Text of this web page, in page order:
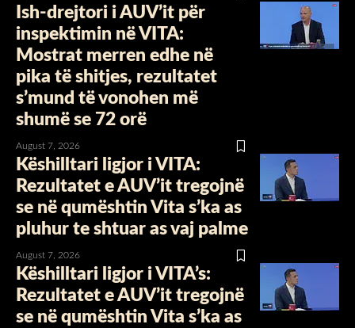
Ish-drejtori i AUV’it për
inspektimin në VITA:
Mostrat merren edhe në
pika të shitjes, rezultatet
s’mund të vonohen më
shumë se 72 orë
August 7, 2026
Këshilltari ligjor i VITA:
Rezultatet e AUV’it tregojnë
se në qumështin Vita s’ka as
pluhur te shtuar as vaj palme
August 7, 2026
Këshilltari ligjor i VITA’s:
Rezultatet e AUV’it tregojnë
se në qumështin Vita s’ka as